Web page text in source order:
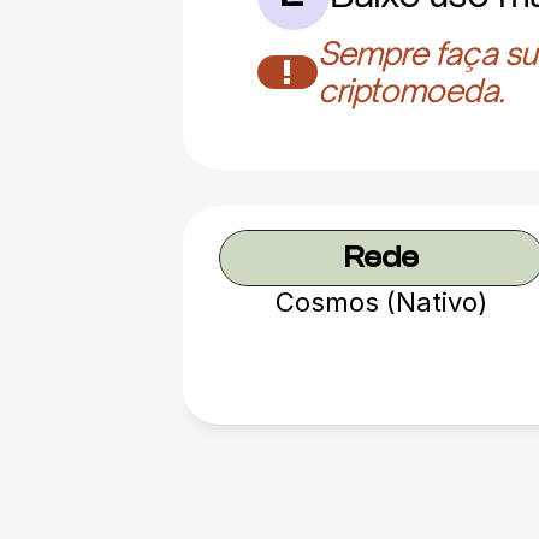
!
Sempre faça
criptomoeda.
Rede
Cosmos (Nativo)